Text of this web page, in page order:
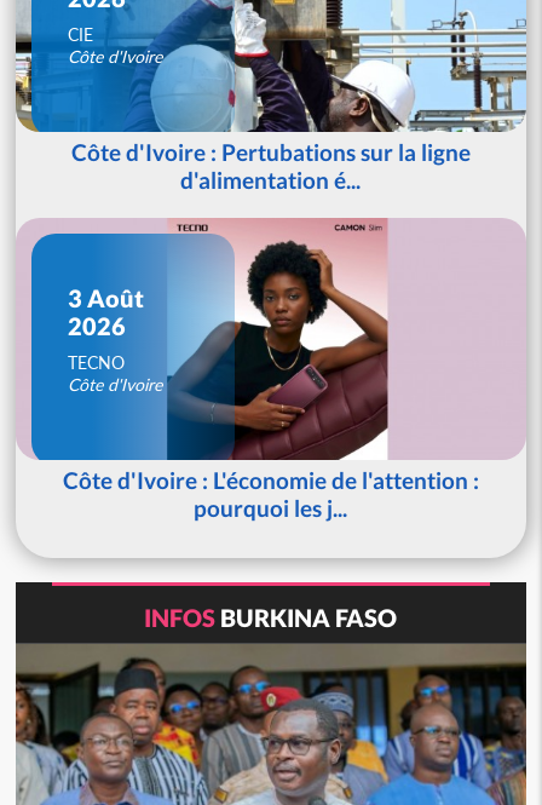
CIE
Côte d'Ivoire
Côte d'Ivoire : Pertubations sur la ligne
d'alimentation é...
3 Août
2026
TECNO
Côte d'Ivoire
Côte d'Ivoire : L'économie de l'attention :
pourquoi les j...
INFOS BURKINA FASO